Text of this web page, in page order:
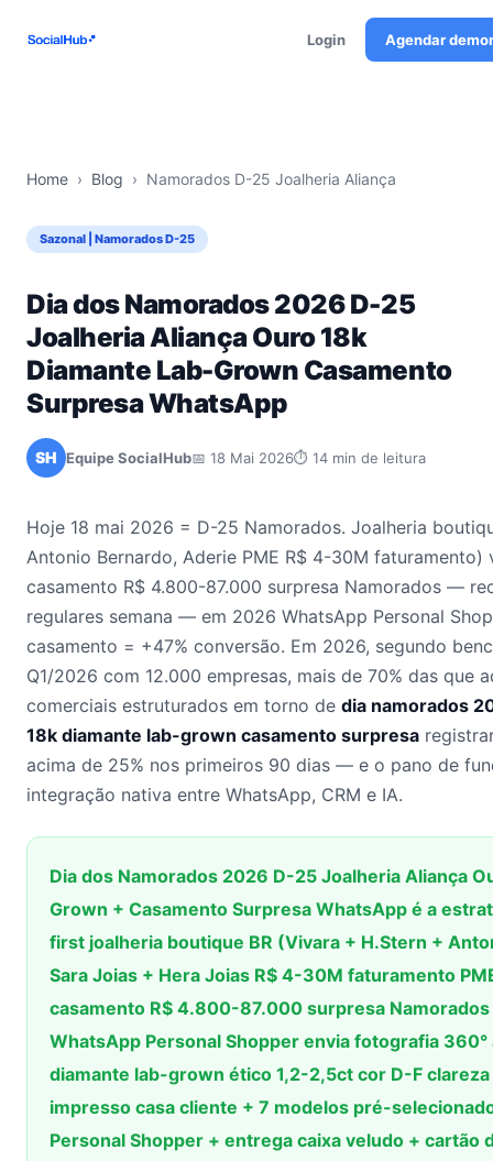
Login Agendar
Home › Blog › Namorados D-25 Joalheria Aliança
Sazonal | Namorados D-25
Dia dos Namorados 2026 D-25
Joalheria Aliança Ouro 18k
Diamante Lab-Grown Casamento
Surpresa WhatsApp
SH Equipe SocialHub📅 18 Mai 2026⏱ 14 min de leitura
Hoje 18 mai 2026 = D-25 Namorados. Joalheria
Antonio Bernardo, Aderie PME R$ 4-30M faturamento)
casamento R$ 4.800-87.000 surpresa Namorados —
regulares semana — em 2026 WhatsApp Personal
casamento = +47% conversão. Em 2026, segundo
Q1/2026 com 12.000 empresas, mais de 70% das que
comerciais estruturados em torno de dia namorados
18k diamante lab-grown casamento surpresa
acima de 25% nos primeiros 90 dias — e o pano de
integração nativa entre WhatsApp, CRM e IA.
Dia dos Namorados 2026 D-25 Joalheria Aliança
Grown + Casamento Surpresa WhatsApp é a
first joalheria boutique BR (Vivara + H.Stern +
Sara Joias + Hera Joias R$ 4-30M faturamento
casamento R$ 4.800-87.000 surpresa
WhatsApp Personal Shopper envia fotografia 360°
diamante lab-grown ético 1,2-2,5ct cor D-F
impresso casa cliente + 7 modelos pré-
Personal Shopper + entrega caixa veludo + cartão